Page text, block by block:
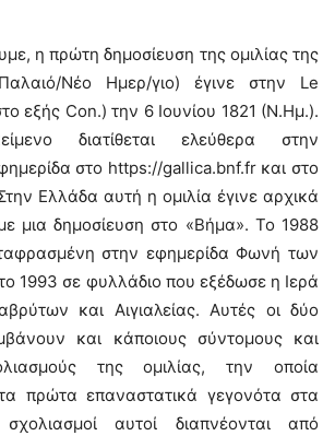
η πρώτη δημοσίευση της ομιλίας της
Νέο Ημερ/γιο) έγινε στην Le
εξής Con.) την 6 Ιουνίου 1821 (Ν.Ημ.).
διατίθεται ελεύθερα στην
στο https://gallica.bnf.fr και στο
Ελλάδα αυτή η ομιλία έγινε αρχικά
μια δημοσίευση στο «Βήμα». Το 1988
στην εφημερίδα Φωνή των
1993 σε φυλλάδιο που εξέδωσε η Ιερά
και Αιγιαλείας. Αυτές οι δύο
και κάποιους σύντομους και
της ομιλίας, την οποία
πρώτα επαναστατικά γεγονότα στα
αυτοί διαπνέονται από